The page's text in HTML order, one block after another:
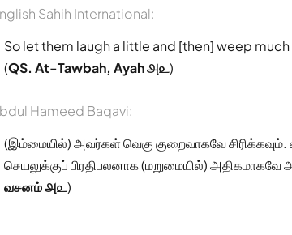
Sahih International:
So let them laugh a little and [then] weep
(QS. At-Tawbah, Ayah ௮௨)
Hameed Baqavi:
(இம்மையில்) அவர்கள் வெகு குறைவாகவே
செயலுக்குப் பிரதிபலனாக (மறுமையில்) அதிகமாகவே
வசனம் ௮௨)